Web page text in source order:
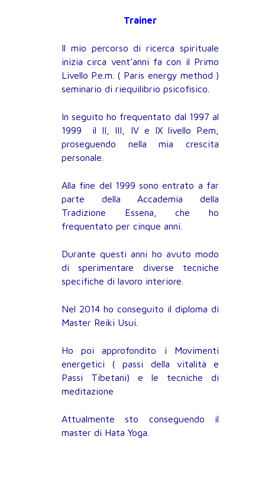
Trainer
Il mio percorso di ricerca spirituale
inizia circa vent’anni fa con il Primo
Livello P.e.m. ( Paris energy method )
seminario di riequilibrio psicofisico.
In seguito ho frequentato dal 1997 al
1999 il II, III, IV e IX livello P.em,
proseguendo nella mia crescita
personale.
Alla fine del 1999 sono entrato a far
parte della Accademia della
Tradizione Essena, che ho
frequentato per cinque anni.
Durante questi anni ho avuto modo
di sperimentare diverse tecniche
specifiche di lavoro interiore.
Nel 2014 ho conseguito il diploma di
Master Reiki Usui.
Ho poi approfondito i Movimenti
energetici ( passi della vitalità e
Passi Tibetani) e le tecniche di
meditazione
Attualmente sto conseguendo il
master di Hata Yoga.